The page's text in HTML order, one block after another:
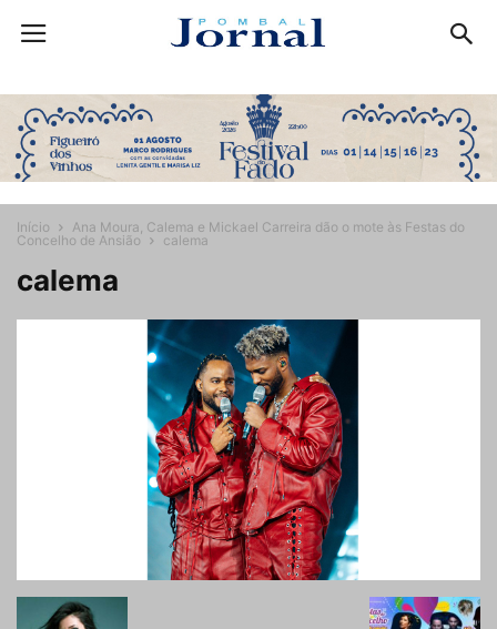
Início
Ana Moura, Calema e Mickael Carreira dão o mote às Festas do
Concelho de Ansião
calema
calema